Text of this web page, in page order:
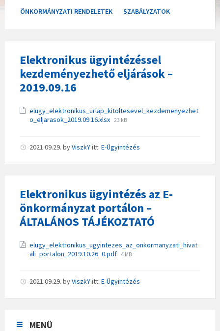
ÖNKORMÁNYZATI RENDELETEK
SZABÁLYZATOK
Elektronikus ügyintézéssel
kezdeményezhető eljárások –
2019.09.16
Csatolmányok
elugy_elektronikus_urlap_kitoltesevel_kezdemenyezhet
o_eljarasok_2019.09.16.xlsx File
23 kB
2021.09.29. byViszkYitt: E-Ügyintézés
Elektronikus ügyintézés az E-
önkormányzat portálon –
ÁLTALÁNOS TÁJÉKOZTATÓ
Csatolmányok
elugy_elektronikus_ugyintezes_az_onkormanyzati_hivat
ali_portalon_2019.10.26_0.pdf File
4 MB
2021.09.29. byViszkYitt: E-Ügyintézés
MENÜ